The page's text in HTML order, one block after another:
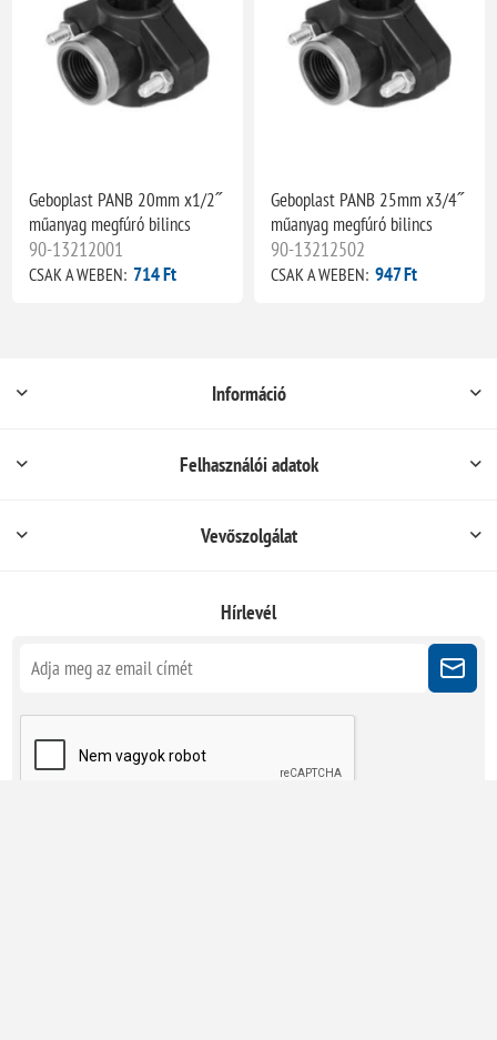
Geboplast PANB 20mm x1/2˝
műanyag megfúró bilincs
90-13212001
CSAK A WEBEN: 714 Ft
Geboplast PANB 25mm x3/4˝
műanyag megfúró bilincs
90-13212502
CSAK A WEBEN: 947 Ft
Információ
Felhasználói adatok
Vevőszolgálat
Hírlevél